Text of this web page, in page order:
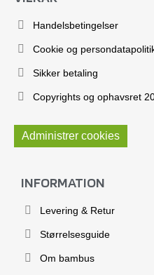
Handelsbetingelser
Cookie og
Sikker betaling
Copyrights og ophavsret
Administrer cookies
INFORMATION
Levering & Retur
Størrelsesguide
Om bambus